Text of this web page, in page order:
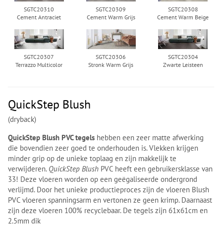
SGTC20310
Cement Antraciet
SGTC20309
Cement Warm Grijs
SGTC20308
Cement Warm Beige
SGTC20307
Terrazzo Multicolor
SGTC20306
Stronk Warm Grijs
SGTC20304
Zwarte Leisteen
QuickStep Blush
(dryback)
QuickStep Blush PVC tegels hebben een zeer matte afwerking
die bovendien zeer goed te onderhouden is. Vlekken krijgen
minder grip op de unieke toplaag en zijn makkelijk te
verwijderen. QuickStep Blush PVC heeft een gebruikersklasse van
33! Deze vloeren worden op een geëgaliseerde ondergrond
verlijmd. Door het unieke productieproces zijn de vloeren Blush
PVC vloeren spanningsarm en vertonen ze geen krimp. Daarnaast
zijn deze vloeren 100% recyclebaar. De tegels zijn 61x61cm en
2.5mm dik